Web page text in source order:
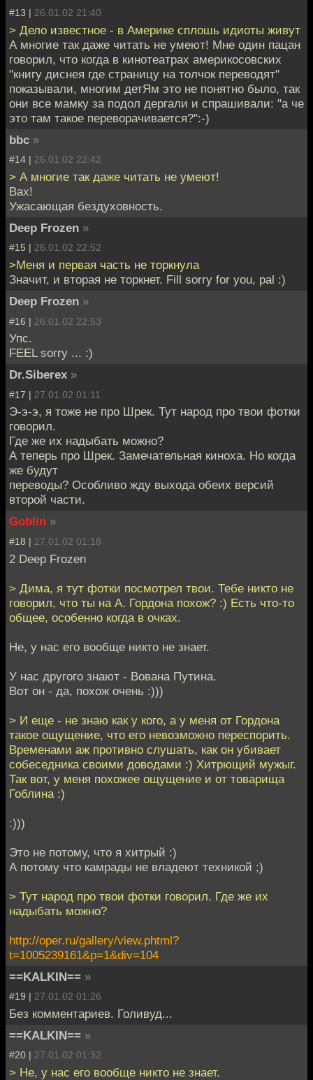
#13 | 26.01.02 21:40
> Дело известное - в Америке сплошь идиоты живут
А многие так даже читать не умеют! Мне один пацан
говорил, что когда в кинотеатрах америкосовских
"книгу диснея где страницу на толчок переводят"
показывали, многим детЯм это не понятно было, так
они все мамку за подол дергали и спрашивали: "а че
это там такое переворачивается?":-)
bbc »
#14 | 26.01.02 22:42
> А многие так даже читать не умеют!
Вах!
Ужасающая бездуховность.
Deep Frozen »
#15 | 26.01.02 22:52
>Меня и первая часть не торкнула
Значит, и вторая не торкнет. Fill sorry for you, pal :)
Deep Frozen »
#16 | 26.01.02 22:53
Упс.
FEEL sorry ... :)
Dr.Siberex »
#17 | 27.01.02 01:11
Э-э-э, я тоже не про Шрек. Тут народ про твои фотки
говорил.
Где же их надыбать можно?
А теперь про Шрек. Замечательная киноха. Но когда
же будут
переводы? Особливо жду выхода обеих версий
второй части.
Goblin »
#18 | 27.01.02 01:18
2 Deep Frozen
> Дима, я тут фотки посмотрел твои. Тебе никто не
говорил, что ты на А. Гордона похож? :) Есть что-то
общее, особенно когда в очках.
Не, у нас его вообще никто не знает.
У нас другого знают - Вована Путина.
Вот он - да, похож очень :)))
> И еще - не знаю как у кого, а у меня от Гордона
такое ощущение, что его невозможно переспорить.
Временами аж противно слушать, как он убивает
собеседника своими доводами :) Хитрющий мужыг.
Так вот, у меня похожее ощущение и от товарища
Гоблина :)
:)))
Это не потому, что я хитрый :)
А потому что камрады не владеют техникой ;)
> Тут народ про твои фотки говорил. Где же их
надыбать можно?
http://oper.ru/gallery/view.phtml?
t=1005239161&p=1&div=104
==KALKIN== »
#19 | 27.01.02 01:26
Без комментариев. Голивуд...
==KALKIN== »
#20 | 27.01.02 01:32
> Не, у нас его вообще никто не знает.